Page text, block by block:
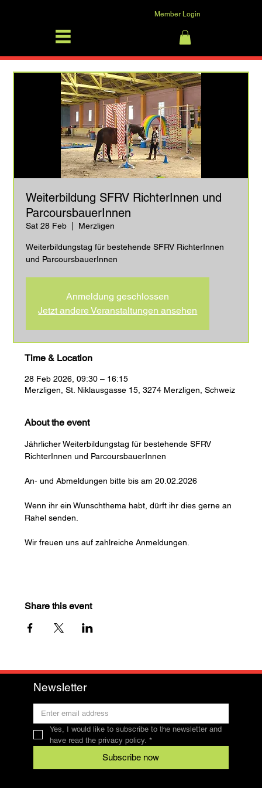
Log In
Member Login
Weiterbildung SFRV RichterInnen und
ParcoursbauerInnen
Sat 28 Feb
  |
Merzligen
Weiterbildungstag für bestehende SFRV RichterInnen
und ParcoursbauerInnen
Anmeldung geschlossen
Jetzt andere Veranstaltungen ansehen
Time & Location
28 Feb 2026, 09:30 – 16:15
Merzligen, St. Niklausgasse 15, 3274 Merzligen, Schweiz
About the event
Jährlicher Weiterbildungstag für bestehende SFRV
RichterInnen und ParcoursbauerInnen
An- und Abmeldungen bitte bis am 20.02.2026
Wenn ihr ein Wunschthema habt, dürft ihr dies gerne an
Rahel senden.
Wir freuen uns auf zahlreiche Anmeldungen.
Share this event
Newsletter
Yes, I would like to subscribe to the newsletter and
have read the privacy policy. *
Subscribe now